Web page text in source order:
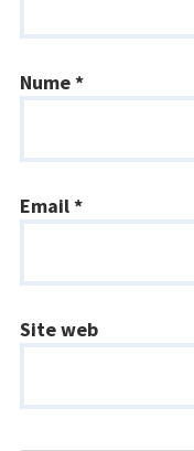
Nume*
Email*
Site web